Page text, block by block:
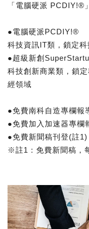
「電腦硬派 PCDIY!®
●電腦硬派PCDIY!®
科技資訊IT類，鎖定
●超級新創
科技創新商業類，鎖
經領域
●免費南科自造專欄報
●免費加入加速器專欄
●免費新聞稿刊登(註1)
※註1：免費新聞稿，